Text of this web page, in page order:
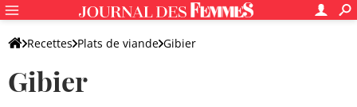
Recettes Plats de viande Gibier
Gibier